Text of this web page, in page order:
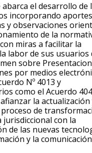
el desarrollo de
incorporando
y observaciones
de la
miras a facilitar la
labor de sus usuarios
sobre
por medios
Nº 4013 y
como el Acuerdo
la actualización
de
jurisdiccional con la
de las nuevas
y la